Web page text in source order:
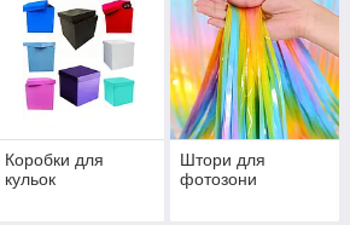
Коробки для
кульок
Штори для
фотозони